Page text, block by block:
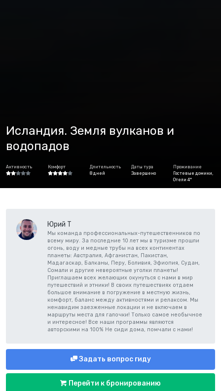
Исландия. Земля вулканов и
водопадов
Активность Комфорт
Длительность
8 дней
Даты тура
Завершено
Проживание
Гостевые домики,
Отели 4*
Юрий Т
Мы команда профессиональных-путешественников по
всему миру. За последние 10 лет мы в туризме прошли
огонь, воду и медные трубы на всех континентах
планеты: Австралия, Афганистан, Пакистан,
Мадагаскар, Балканы, Перу, Боливия, Эфиопия, Судан,
Сомали и другие невероятные уголки планеты!
Приглашаем всех желающих окунуться с нами в мир
путешествий и этники! В своих путешествиях отдаем
большое внимание в погружение в местную жизнь,
комфорт, баланс между активностями и релаксом. Мы
ненавидим заезженные локации и не включаем в
маршруты места для галочки! Только самое необычное
и интересное! Все наши программы являются
авторскими на 100% Не сиди дома, помчали с нами!
Задать вопрос гиду
Перейти к бронированию